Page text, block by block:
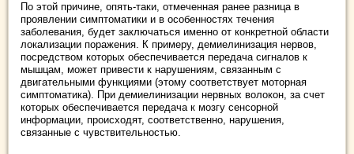
По этой причине, опять-таки, отмеченная ранее разница в
проявлении симптоматики и в особенностях течения
заболевания, будет заключаться именно от конкретной области
локализации поражения. К примеру, демиелинизация нервов,
посредством которых обеспечивается передача сигналов к
мышцам, может привести к нарушениям, связанным с
двигательными функциями (этому соответствует моторная
симптоматика). При демиелинизации нервных волокон, за счет
которых обеспечивается передача к мозгу сенсорной
информации, происходят, соответственно, нарушения,
связанные с чувствительностью.